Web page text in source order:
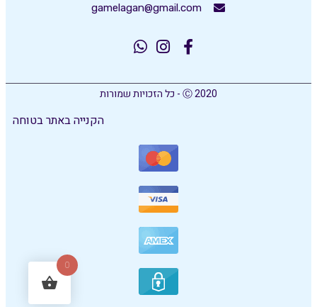
gamelagan@gmail.com
Ⓒ 2020 - כל הזכויות שמורות
הקנייה באתר בטוחה
0